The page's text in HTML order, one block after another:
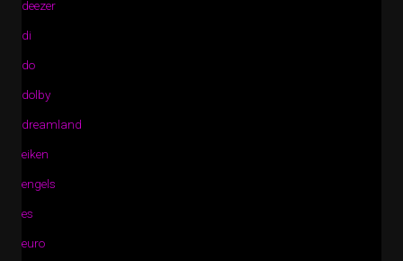
deezer
di
do
dolby
dreamland
eiken
engels
es
euro